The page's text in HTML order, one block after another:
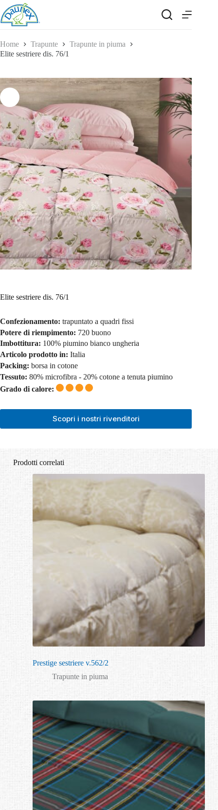
Salta
al
contenuto
Home Trapunte
Trapunte in piuma
Elite sestriere dis. 76/1
Elite sestriere dis. 76/1
Confezionamento: trapuntato a quadri fissi
Potere di riempimento: 720 buono
Imbottitura: 100% piumino bianco ungheria
Articolo prodotto in: Italia
Packing: borsa in cotone
Tessuto: 80% microfibra - 20% cotone a tenuta piumino
Grado di calore:
Scopri i nostri rivenditori
Prodotti correlati
Prestige sestriere v.562/2
Trapunte in piuma